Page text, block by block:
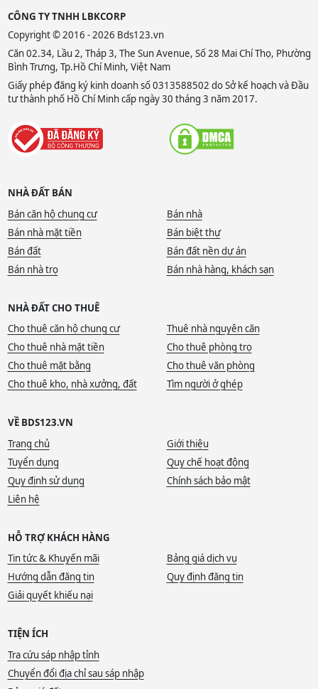
CÔNG TY TNHH LBKCORP
Copyright © 2016 - 2026 Bds123.vn
Căn 02.34, Lầu 2, Tháp 3, The Sun Avenue, Số 28 Mai Chí Thọ, Phường
Bình Trưng, Tp.Hồ Chí Minh, Việt Nam
Giấy phép đăng ký kinh doanh số 0313588502 do Sở kế hoạch và Đầu
tư thành phố Hồ Chí Minh cấp ngày 30 tháng 3 năm 2017.
NHÀ ĐẤT BÁN
Bán căn hộ chung cư
Bán nhà
Bán nhà mặt tiền
Bán biệt thự
Bán đất
Bán đất nền dự án
Bán nhà trọ
Bán nhà hàng, khách sạn
NHÀ ĐẤT CHO THUÊ
Cho thuê căn hộ chung cư
Thuê nhà nguyên căn
Cho thuê nhà mặt tiền
Cho thuê phòng trọ
Cho thuê mặt bằng
Cho thuê văn phòng
Cho thuê kho, nhà xưởng, đất
Tìm người ở ghép
VỀ BDS123.VN
Trang chủ
Giới thiệu
Tuyển dụng
Quy chế hoạt động
Quy định sử dụng
Chính sách bảo mật
Liên hệ
HỖ TRỢ KHÁCH HÀNG
Tin tức & Khuyến mãi
Bảng giá dịch vụ
Hướng dẫn đăng tin
Quy định đăng tin
Giải quyết khiếu nại
TIỆN ÍCH
Tra cứu sáp nhập tỉnh
Chuyển đổi địa chỉ sau sáp nhập